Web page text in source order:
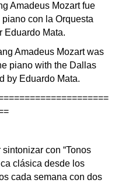
Amadeus Mozart fue
con la Orquesta
Eduardo Mata.
Amadeus Mozart was
piano with the Dallas
by Eduardo Mata.
con “Tonos
clásica desde los
cada semana con dos